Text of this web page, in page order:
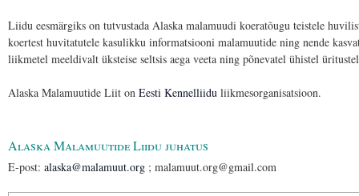
Liidu eesmärgiks on tutvustada Alaska malamuudi koeratõugu teistele
koertest huvitatutele kasulikku informatsiooni malamuutide ning nende
liikmetel meeldivalt üksteise seltsis aega veeta ning põnevatel ühistel
Alaska Malamuutide Liit on Eesti Kennelliidu liikmesorganisatsioon.
Alaska Malamuutide Liidu juhatus
E-post: alaska@malamuut.org ; malamuut.org@gmail.com